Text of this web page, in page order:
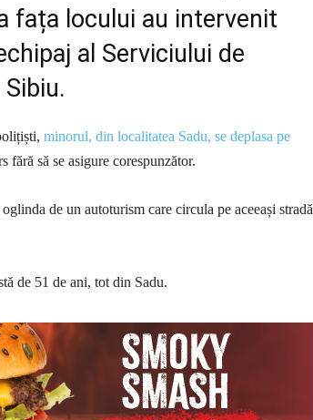
fața locului au intervenit
al Serviciului de
minorul, din localitatea Sadu, se deplasa pe
fără să se asigure corespunzător.
de un autoturism care circula pe aceeași stradă
de 51 de ani, tot din Sadu.